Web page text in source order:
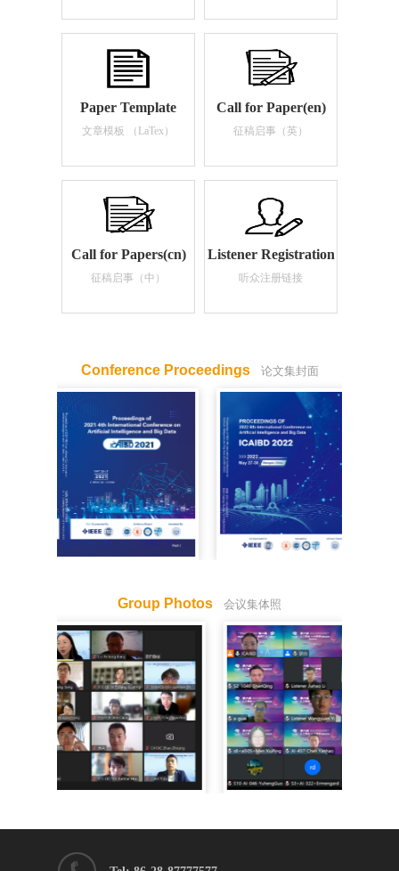
Paper Template
文章模板 （LaTex）
Call for Paper(en)
征稿启事（英）
Call for Papers(cn)
征稿启事（中）
Listener Registration
听众注册链接
Conference Proceedings 论文集封面
Group Photos 会议集体照